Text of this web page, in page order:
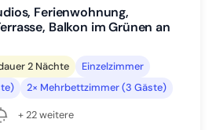
Ferienwohnung,
Balkon im Grünen an
2 Nächte
Einzelzimmer
2× Mehrbettzimmer (3 Gäste)
+ 22 weitere